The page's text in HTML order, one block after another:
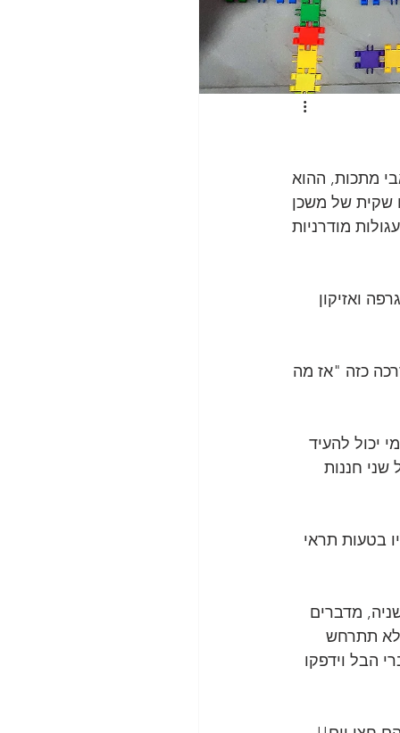
מתכות, ההוא
שקית של משכן
מודרניות
ואזיקון
כזה "אז מה
יכול להעיד
שני חננות
בטעות תראי
מדברים
לא תתרחש
הבל וידפקו